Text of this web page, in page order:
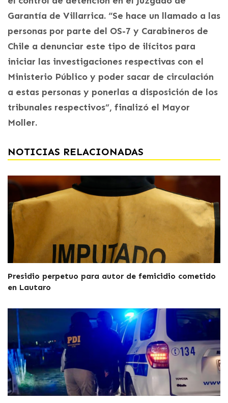
Garantía de Villarrica. “Se hace un llamado a las
personas por parte del OS-7 y Carabineros de
Chile a denunciar este tipo de ilícitos para
iniciar las investigaciones respectivas con el
Ministerio Público y poder sacar de circulación
a estas personas y ponerlas a disposición de los
tribunales respectivos”, finalizó el Mayor
Moller.
NOTICIAS RELACIONADAS
Presidio perpetuo para autor de femicidio cometido
en Lautaro